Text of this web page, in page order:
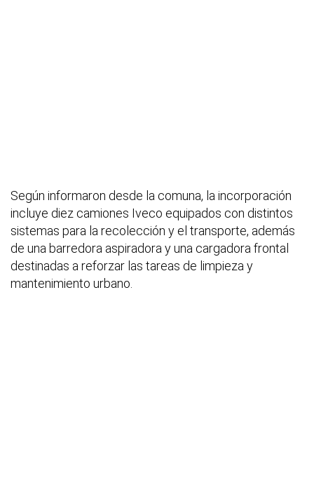
Según informaron desde la comuna, la incorporación
incluye diez camiones Iveco equipados con distintos
sistemas para la recolección y el transporte, además
de una barredora aspiradora y una cargadora frontal
destinadas a reforzar las tareas de limpieza y
mantenimiento urbano.